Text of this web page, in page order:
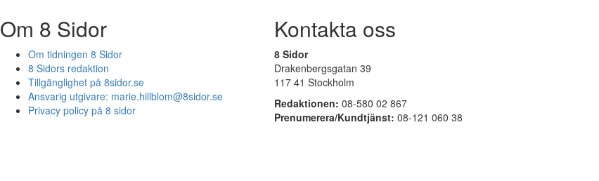
Om 8 Sidor
Om tidningen 8 Sidor
8 Sidors redaktion
Tillgänglighet på 8sidor.se
Ansvarig utgivare: marie.hillblom@8sidor.se
Privacy policy på 8 sidor
Kontakta oss
8 Sidor
Drakenbergsgatan 39
117 41 Stockholm
Redaktionen: 08-580 02 867
Prenumerera/Kundtjänst: 08-121 060 38